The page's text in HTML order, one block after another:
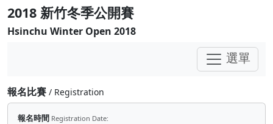
2018 新竹冬季公開賽
Hsinchu Winter Open 2018
選單
報名比賽 / Registration
報名時間 Registration Date: